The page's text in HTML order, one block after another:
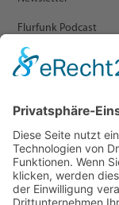
Flurfunk Podcast
Presse
Veranstaltungen
Newsletter Archiv